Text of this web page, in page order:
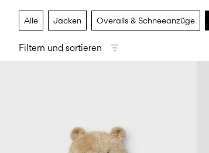
Alle Jacken Overalls & Schneeanzüge
Filtern und sortieren